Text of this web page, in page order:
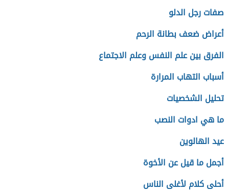
صفات رجل الدلو
أعراض ضعف بطانة الرحم
الفرق بين علم النفس وعلم الاجتماع
أسباب التهاب المرارة
تحليل الشخصيات
ما هي ادوات النصب
عيد الهالوين
أجمل ما قيل عن الأخوة
أحلى كلام لأغلى الناس